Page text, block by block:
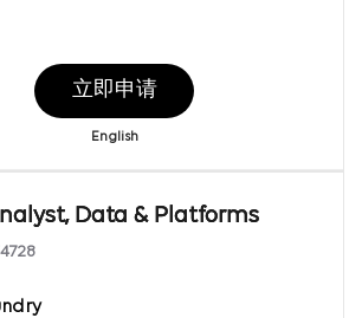
立即申请
English
Data & Platforms